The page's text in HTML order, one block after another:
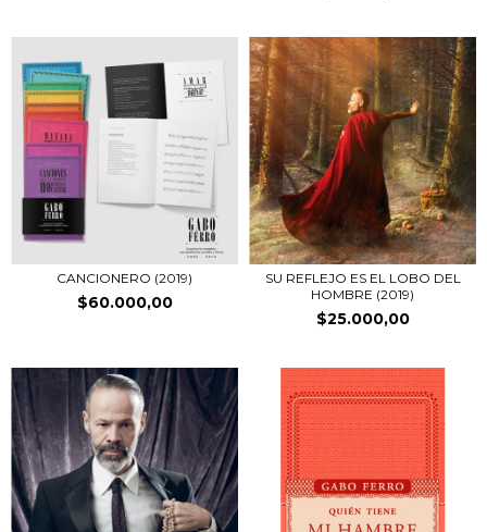
CANCIONERO (2019)
$60.000,00
SU REFLEJO ES EL LOBO DEL
HOMBRE (2019)
$25.000,00